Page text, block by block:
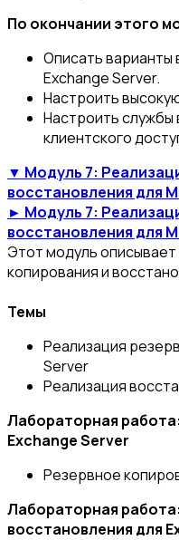
По окончании этого
Описать варианты
Exchange Server.
Настроить
Настроить службы
клиентского
▼ Модуль 7:
восстановления для
► Модуль 7:
восстановления для
Этот модуль
копирования и
Темы
Реализация
Server
Реализация
Лабораторная
Exchange Server
Резервное
Лабораторная
восстановления для